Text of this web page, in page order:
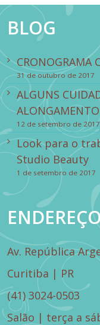
BLOG
CRONOGRAMA
31 de outubro de 2017
ALGUNS
12 de setembro de 2017
Look para o
Studio Beauty
1 de setembro de 2017
ENDEREÇO
Av. República
Curitiba | PR
(41) 3024-0503
Salão | terça a